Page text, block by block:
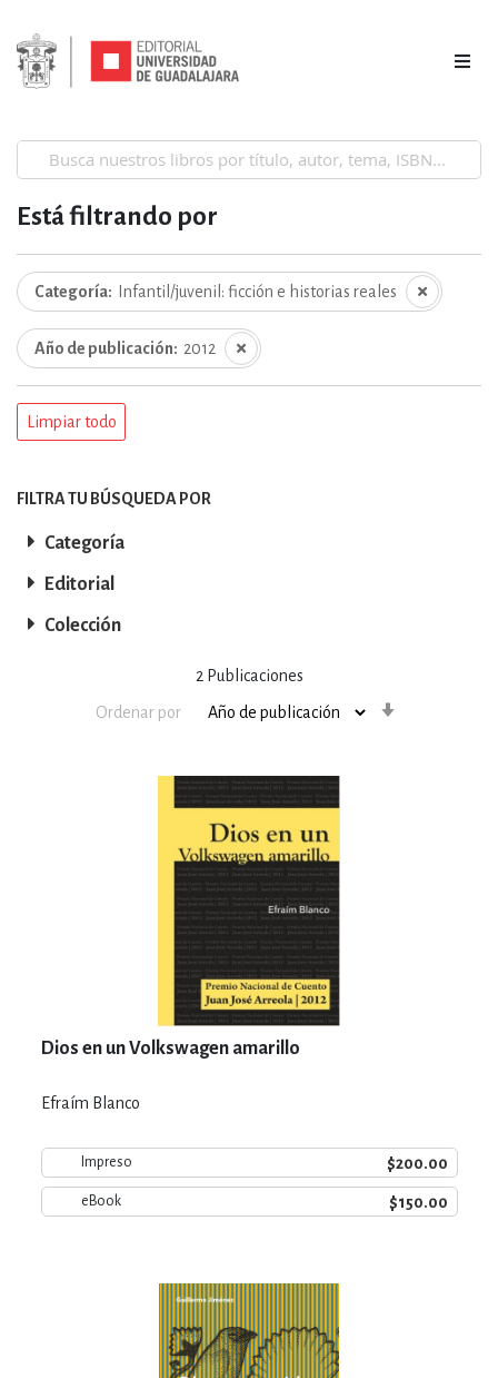
2 Publicaciones
Ordenar por
Dios en un Volkswagen amarillo
Efraím Blanco
Impreso $200.00
eBook $150.00
Está filtrando por
Categoría Infantil/juvenil: ficción e historias reales
Año de publicación 2012
Limpiar todo
FILTRA TU BÚSQUEDA POR
Categoría
Editorial
Colección